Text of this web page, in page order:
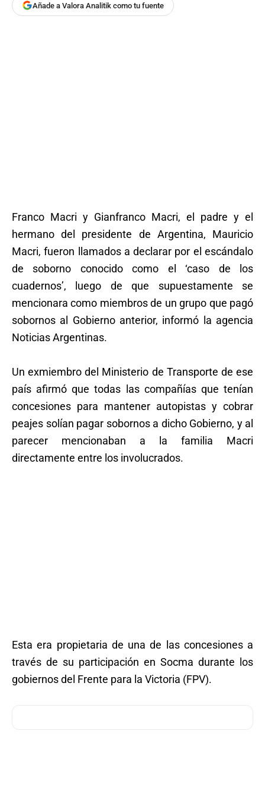
Añade a Valora Analitik como tu fuente
Franco Macri y Gianfranco Macri, el padre y el
hermano del presidente de Argentina, Mauricio
Macri, fueron llamados a declarar por el escándalo
de soborno conocido como el ‘caso de los
cuadernos’, luego de que supuestamente se
mencionara como miembros de un grupo que pagó
sobornos al Gobierno anterior, informó la agencia
Noticias Argentinas.
Un exmiembro del Ministerio de Transporte de ese
país afirmó que todas las compañías que tenían
concesiones para mantener autopistas y cobrar
peajes solían pagar sobornos a dicho Gobierno, y al
parecer mencionaban a la familia Macri
directamente entre los involucrados.
Esta era propietaria de una de las concesiones a
través de su participación en Socma durante los
gobiernos del Frente para la Victoria (FPV).